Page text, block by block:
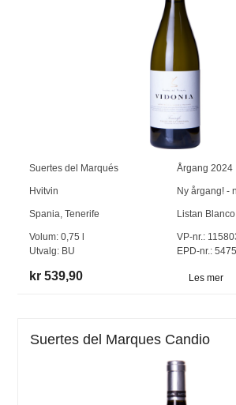
Suertes del Marqués Årgang 2024
Hvitvin Ny årgang! -
Spania,Tenerife Listan Blanco
Volum:0,75
Utvalg: BU
VP-nr.:
EPD-nr.:
kr 539,90 Les mer
Suertes del Marques Candio